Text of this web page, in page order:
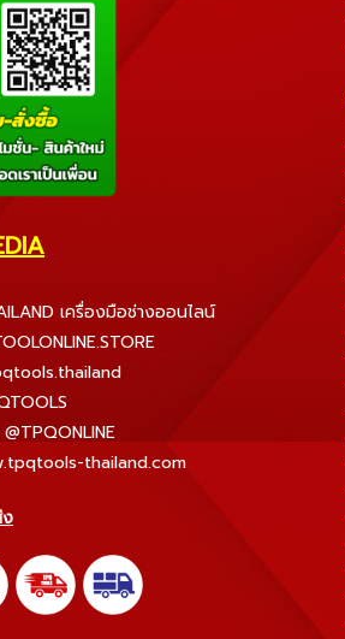
เครื่องมือช่างออนไลน์
@TPQONLINE
thailand.com